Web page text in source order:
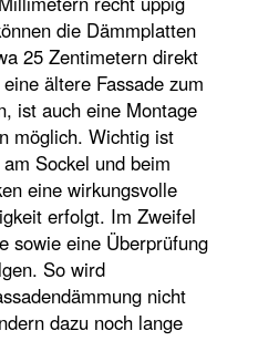
die Dämmplatten
25 Zentimetern direkt
ältere Fassade zum
ist auch eine Montage
möglich. Wichtig ist
Sockel und beim
eine wirkungsvolle
erfolgt. Im Zweifel
sowie eine Überprüfung
So wird
nicht
dazu noch lange